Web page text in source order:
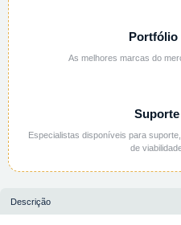
Portfólio
As melhores marcas do
Especialistas disponíveis para
de
Descrição